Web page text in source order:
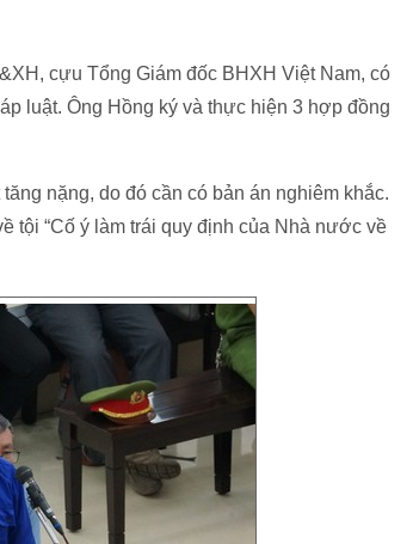
cựu Tổng Giám đốc BHXH Việt Nam, có
luật. Ông Hồng ký và thực hiện 3 hợp đồng
nặng, do đó cần có bản án nghiêm khắc.
tội “Cố ý làm trái quy định của Nhà nước về